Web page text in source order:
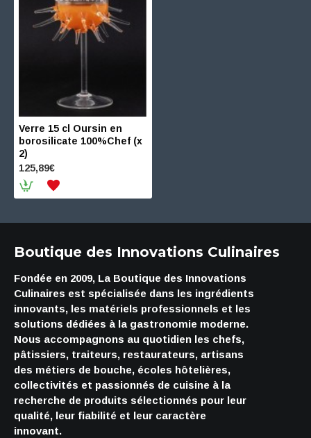
Verre 15 cl Oursin en
borosilicate 100%Chef (x
2)
125,89€
Boutique des Innovations Culinaires
Fondée en 2009, La Boutique des Innovations
Culinaires est spécialisée dans les ingrédients
innovants, les matériels professionnels et les
solutions dédiées à la gastronomie moderne.
Nous accompagnons au quotidien les chefs,
pâtissiers, traiteurs, restaurateurs, artisans
des métiers de bouche, écoles hôtelières,
collectivités et passionnés de cuisine à la
recherche de produits sélectionnés pour leur
qualité, leur fiabilité et leur caractère
innovant.